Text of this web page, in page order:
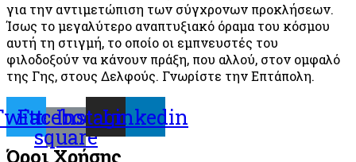
για την αντιμετώπιση των σύγχρονων προκλήσεων.
Ίσως το μεγαλύτερο αναπτυξιακό όραμα του κόσμου
αυτή τη στιγμή, το οποίο οι εμπνευστές του
φιλοδοξούν να κάνουν πράξη, που αλλού, στον ομφαλό
της Γης, στους Δελφούς. Γνωρίστε την Επτάπολη.
Facebook-
square
Instagram
Linkedin
Όροι Χρήσης